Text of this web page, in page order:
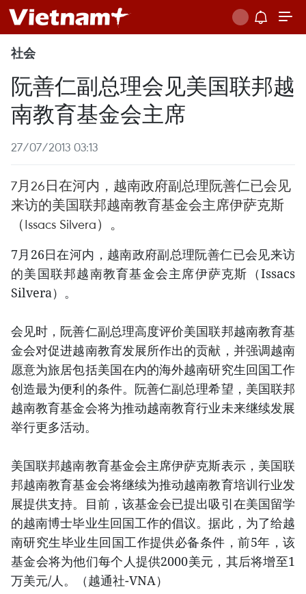
社会
阮善仁副总理会见美国联邦越
南教育基金会主席
27/07/2013 03:13
7月26日在河内，越南政府副总理阮善仁已会见
来访的美国联邦越南教育基金会主席伊萨克斯
（Issacs Silvera）。
7月26日在河内，越南政府副总理阮善仁已会见来访
的美国联邦越南教育基金会主席伊萨克斯（Issacs
Silvera）。
会见时，阮善仁副总理高度评价美国联邦越南教育基
金会对促进越南教育发展所作出的贡献，并强调越南
愿意为旅居包括美国在内的海外越南研究生回国工作
创造最为便利的条件。阮善仁副总理希望，美国联邦
越南教育基金会将为推动越南教育行业未来继续发展
举行更多活动。
美国联邦越南教育基金会主席伊萨克斯表示，美国联
邦越南教育基金会将继续为推动越南教育培训行业发
展提供支持。目前，该基金会已提出吸引在美国留学
的越南博士毕业生回国工作的倡议。据此，为了给越
南研究生毕业生回国工作提供必备条件，前5年，该
基金会将为他们每个人提供2000美元，其后将增至1
万美元/人。（越通社-VNA）